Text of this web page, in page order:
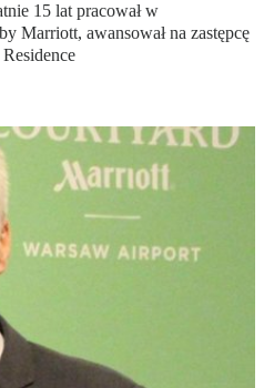
15 lat pracował w
Marriott, awansował na zastępcę